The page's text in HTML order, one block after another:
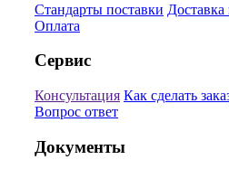
Стандарты поставки
Оплата
Сервис
Консультация Как сделать
Вопрос ответ
Документы